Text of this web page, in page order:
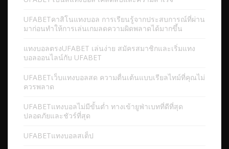
UFABETคาสิโนแทงบอล การเรียนรู้จากประสบการณ์ที่ผ่าน
มาก่อนทำให้การเล่นเกมลดความผิดพลาดได้มากขึ้น
แทงบอลตรงUFABET เล่นง่าย สมัครสมาชิกและเริ่มแทง
บอลออนไลน์กับ UFABET
UFABETเว็บแทงบอลสด ความตื่นเต้นแบบเรียลไทม์ที่คุณไม่
ควรพลาด
UFABETแทงบอลไม่มีขั้นต่ำ ทางเข้ายูฟ่าเบทที่ดีที่สุด
ปลอดภัยและชัวร์ที่สุด
UFABETแทงบอลสเต็ป